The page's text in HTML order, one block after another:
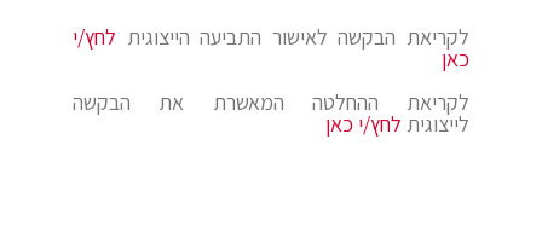
לקריאת הבקשה לאישור התביעה הייצוגית לחץ/י
כאן
לקריאת ההחלטה המאשרת את הבקשה
לייצוגית לחץ/י כאן